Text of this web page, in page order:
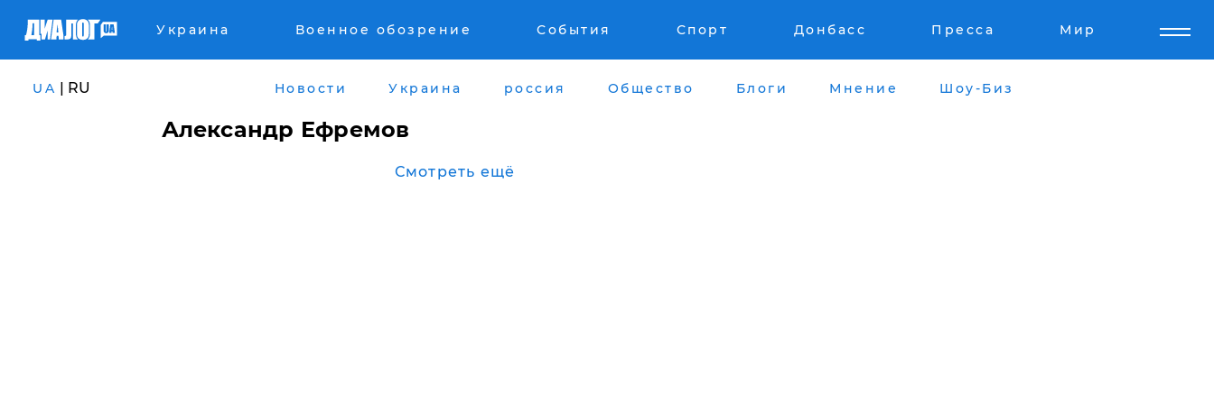
Украина Военное обозрение События Спорт Донбасс Пресса Мир
UA | RU Новости Украина россия Общество Блоги Мнение Шоу-Биз
Александр Ефремов
Смотреть ещё